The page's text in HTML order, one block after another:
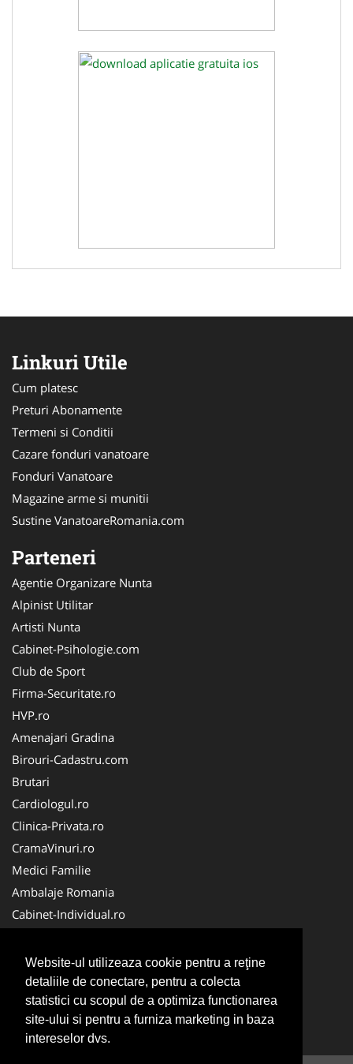
Website-ul utilizeaza cookie pentru a reţine
detaliile de conectare, pentru a colecta
statistici cu scopul de a optimiza functionarea
site-ului si pentru a furniza marketing in baza
intereselor dvs.
Linkuri Utile
Cum platesc
Preturi Abonamente
Termeni si Conditii
Cazare fonduri vanatoare
Fonduri Vanatoare
Magazine arme si munitii
Sustine VanatoareRomania.com
Parteneri
Agentie Organizare Nunta
Alpinist Utilitar
Artisti Nunta
Cabinet-Psihologie.com
Club de Sport
Firma-Securitate.ro
HVP.ro
Amenajari Gradina
Birouri-Cadastru.com
Brutari
Cardiologul.ro
Clinica-Privata.ro
CramaVinuri.ro
Medici Familie
Ambalaje Romania
Cabinet-Individual.ro
CentruInchirieri.ro
Echipament Protectie
MedicAcupunctura.ro
NonStopDeschis.ro